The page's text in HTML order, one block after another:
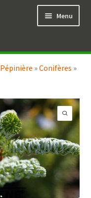
Menu
menu
Ouvrir
enfant
Pépinière »Conifères »